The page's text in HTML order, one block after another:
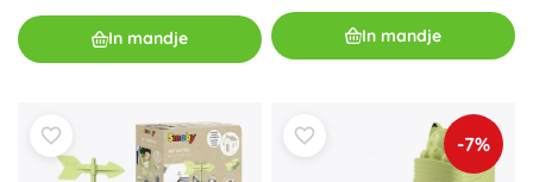
In mandje In mandje
-7%